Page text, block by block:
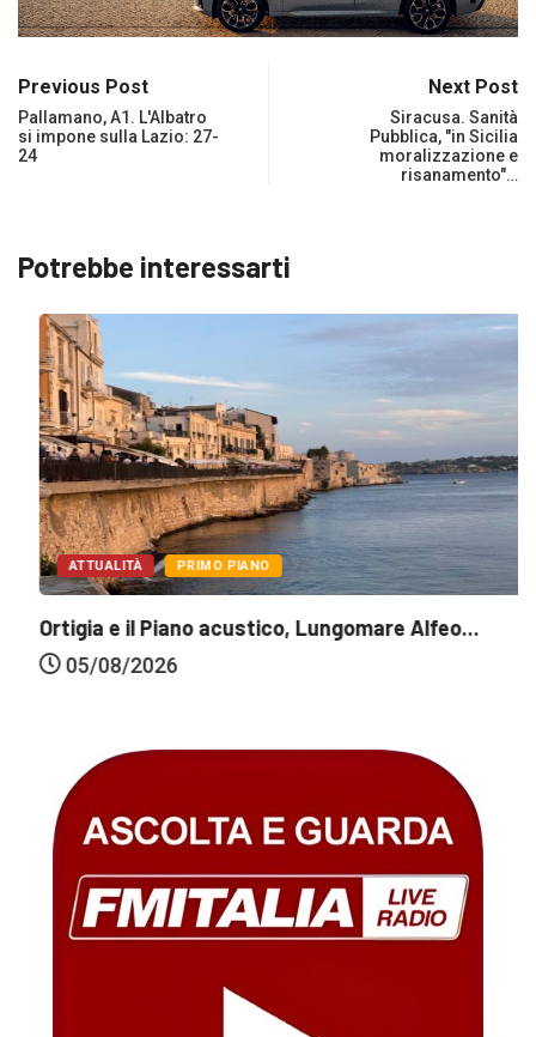
Previous Post
Pallamano, A1. L'Albatro
si impone sulla Lazio: 27-
24
Next Post
Siracusa. Sanità
Pubblica, "in Sicilia
moralizzazione e
risanamento"…
Potrebbe interessarti
ATTUALITÀ PRIMO PIANO
Ortigia e il Piano acustico, Lungomare Alfeo...
05/08/2026